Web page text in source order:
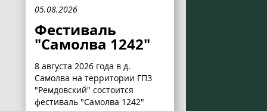
05.08.2026
Фестиваль
"Самолва 1242"
8 августа 2026 года в д.
Самолва на территории ГПЗ
"Ремдовский" состоится
фестиваль "Самолва 1242"